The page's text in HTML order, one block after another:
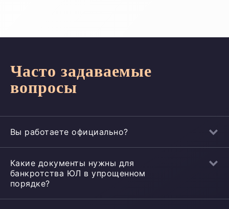
Часто задаваемые
вопросы
Вы работаете официально?
Какие документы нужны для
банкротства ЮЛ в упрощенном
порядке?